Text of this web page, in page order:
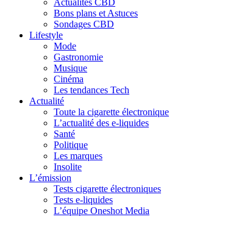
Actualités CBD
Bons plans et Astuces
Sondages CBD
Lifestyle
Mode
Gastronomie
Musique
Cinéma
Les tendances Tech
Actualité
Toute la cigarette électronique
L’actualité des e-liquides
Santé
Politique
Les marques
Insolite
L’émission
Tests cigarette électroniques
Tests e-liquides
L’équipe Oneshot Media